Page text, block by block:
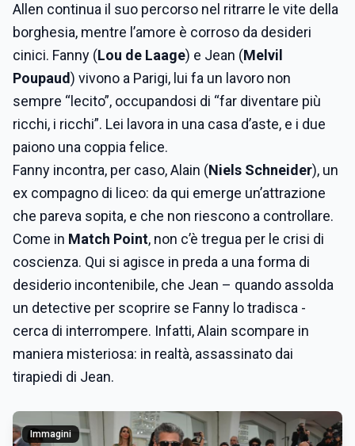
Allen continua il suo percorso nel ritrarre le vite della
borghesia, mentre l’amore è corroso da desideri
cinici. Fanny (Lou de Laage) e Jean (Melvil
Poupaud) vivono a Parigi, lui fa un lavoro non
sempre “lecito”, occupandosi di “far diventare più
ricchi, i ricchi”. Lei lavora in una casa d’aste, e i due
paiono una coppia felice.
Fanny incontra, per caso, Alain (Niels Schneider), un
ex compagno di liceo: da qui emerge un’attrazione
che pareva sopita, e che non riescono a controllare.
Come in Match Point, non c’è tregua per le crisi di
coscienza. Qui si agisce in preda a una forma di
desiderio incontenibile, che Jean – quando assolda
un detective per scoprire se Fanny lo tradisca -
cerca di interrompere. Infatti, Alain scompare in
maniera misteriosa: in realtà, assassinato dai
tirapiedi di Jean.
Immagini